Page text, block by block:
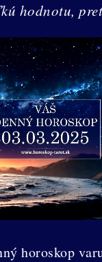
hodnotu,
horoskop